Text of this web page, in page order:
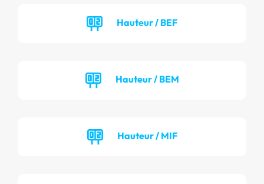
Hauteur / BEF
Hauteur / BEM
Hauteur / MIF